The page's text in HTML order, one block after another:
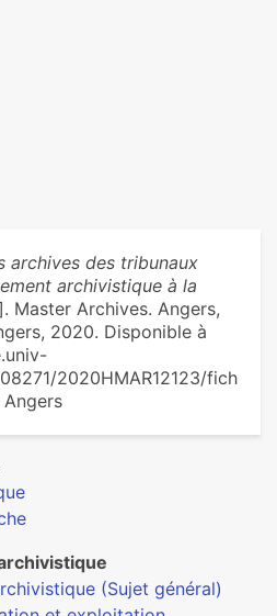
archives des tribunaux
archivistique à la
Master Archives. Angers,
2020. Disponible à
2020HMAR12123/fich
Angers
(Sujet général)